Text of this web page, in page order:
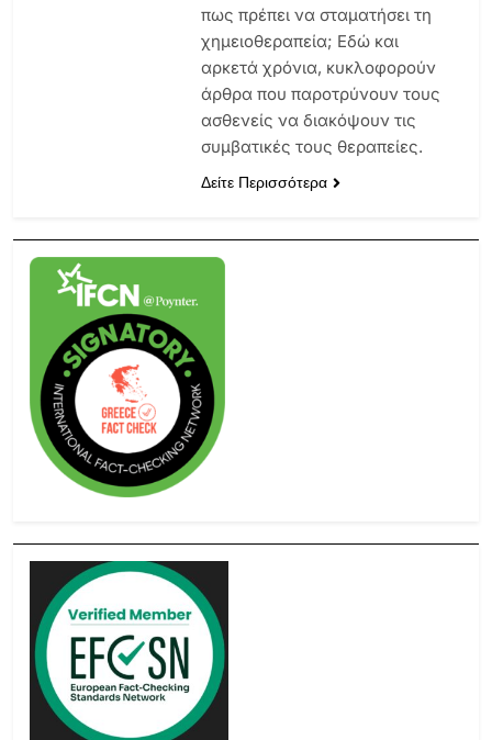
πως πρέπει να σταματήσει τη
χημειοθεραπεία; Εδώ και
αρκετά χρόνια, κυκλοφορούν
άρθρα που παροτρύνουν τους
ασθενείς να διακόψουν τις
συμβατικές τους θεραπείες.
Δείτε Περισσότερα